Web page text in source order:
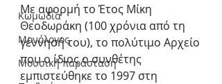
Κωμωδία
Μονόλογος
Μουσική παράσταση
Με αφορμή το Έτος Μίκη
Θεοδωράκη (100 χρόνια από τη
γέννησή του), το πολύτιμο Αρχείο
που ο ίδιος ο συνθέτης
εμπιστεύθηκε το 1997 στη